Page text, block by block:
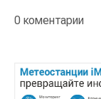
0 коментарии